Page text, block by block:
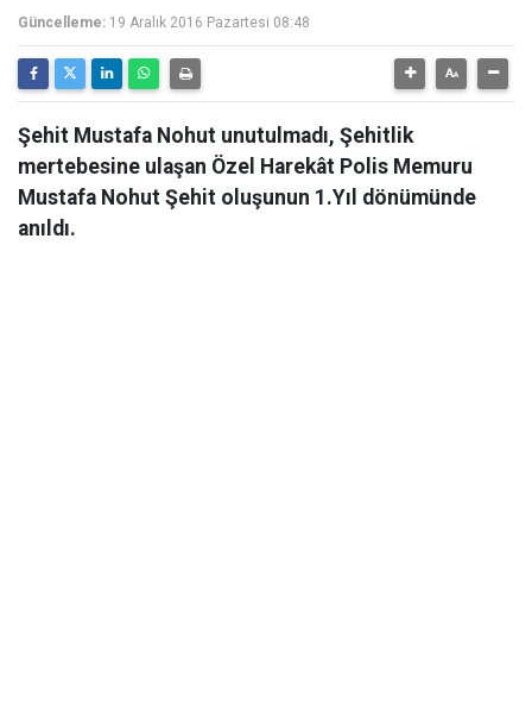
Güncelleme: 19 Aralık 2016 Pazartesi 08:48
Şehit Mustafa Nohut unutulmadı, Şehitlik
mertebesine ulaşan Özel Harekât Polis Memuru
Mustafa Nohut Şehit oluşunun 1.Yıl dönümünde
anıldı.